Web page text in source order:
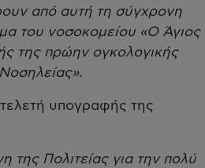
από αυτή τη σύγχρονη
του νοσοκομείου «Ο Άγιος
της πρώην ογκολογικής
υπογραφής της
Πολιτείας για την πολύ